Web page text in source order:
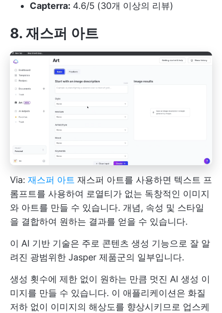
Capterra: 4.6/5 (30개 이상의 리뷰)
8. 재스퍼 아트
Via: 재스퍼 아트 재스퍼 아트를 사용하면 텍스트 프
롬프트를 사용하여 로열티가 없는 독창적인 이미지
와 아트를 만들 수 있습니다. 개념, 속성 및 스타일
을 결합하여 원하는 결과를 얻을 수 있습니다.
이 AI 기반 기술은 주로 콘텐츠 생성 기능으로 잘 알
려진 광범위한 Jasper 제품군의 일부입니다.
생성 횟수에 제한 없이 원하는 만큼 멋진 AI 생성 이
미지를 만들 수 있습니다. 이 애플리케이션은 화질
저하 없이 이미지의 해상도를 향상시키므로 업스케